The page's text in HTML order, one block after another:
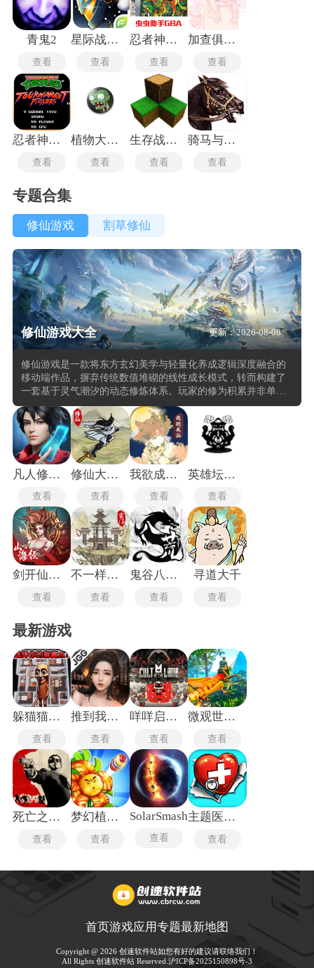
青鬼2
查看
星际战争异形入侵最新版
查看
忍者神龟安卓版
查看
加查俱乐部可爱屋
查看
忍者神龟格斗中文版
查看
植物大战僵尸TV触控版
查看
生存战争2.3插件版
查看
骑马与砍杀2中文版
查看
专题合集
修仙游戏 割草修仙
修仙游戏大全 更新：2026-08-08
修仙游戏是一款将东方玄幻美学与轻量化养成逻辑深度融合的
移动端作品，摒弃传统数值堆砌的线性成长模式，转而构建了
一套基于灵气潮汐的动态修炼体系。玩家的修为积累并非单纯
依赖时间投入，而是与虚拟世界中的天时地利形成共振。从炼
气期的吐纳导引到大乘期的破碎虚空，每个阶段都对应着独立
的功法领悟树与心性考验机制。水墨晕染的视觉语言与山海经
异兽图鉴的植入，进一步强化了文化沉浸感，使玩家在碎片化
时间里也能体验到御剑乘风来，除魔天地间的逍遥意境。
凡人修仙传人界篇手游
查看
修仙大陆模拟器免广告版
查看
我欲成仙最新版
查看
英雄坛说手机版
查看
剑开仙门测试服
查看
不一样的修仙宗门2
查看
鬼谷八荒手机版
查看
寻道大千
查看
最新游戏
躲猫猫行动手机版
查看
推到我总裁
查看
咩咩启示录安卓版
查看
微观世界生存
查看
死亡之屋2重制版
查看
梦幻植物城
查看
SolarSmash
查看
主题医院单机版
查看
首页游戏应用专题最新地图
Copyright @ 2026 创速软件站如您有好的建议请联络我们！
All Rights 创速软件站 Reserved.沪ICP备2025150898号-3